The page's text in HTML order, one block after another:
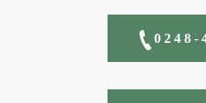
0248-